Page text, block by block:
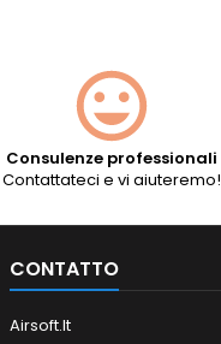
Consulenze professionali
Contattateci e vi aiuteremo!
CONTATTO
Airsoft.lt